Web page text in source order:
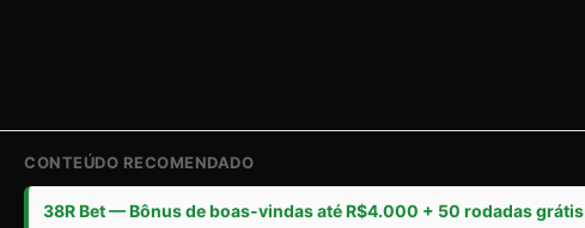
CONTEÚDO RECOMENDADO
38R Bet — Bônus de boas-vindas até R$4.000 + 50 rodadas grátis